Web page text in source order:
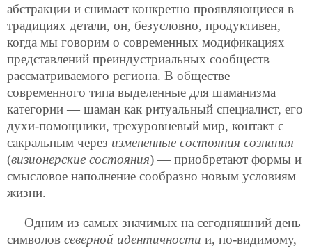
абстракции и снимает конкретно проявляющиеся в
традициях детали, он, безусловно, продуктивен,
когда мы говорим о современных модификациях
представлений преиндустриальных сообществ
рассматриваемого региона. В обществе
современного типа выделенные для шаманизма
категории — шаман как ритуальный специалист, его
духи-помощники, трехуровневый мир, контакт с
сакральным через измененные состояния сознания
(визионерские состояния) — приобретают формы и
смысловое наполнение сообразно новым условиям
жизни.
Одним из самых значимых на сегодняшний день
символов северной идентичности и, по-видимому,